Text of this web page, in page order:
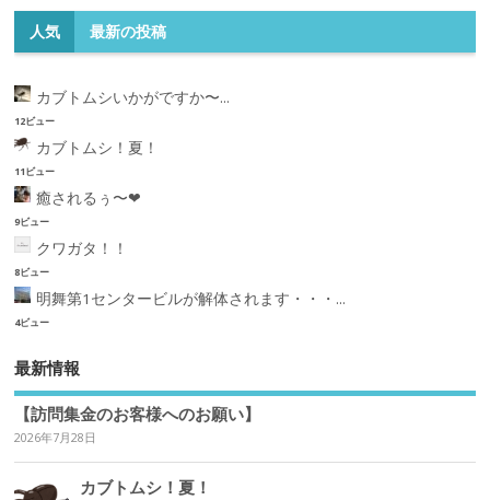
人気 最新の投稿
カブトムシいかがですか〜...
12ビュー
カブトムシ！夏！
11ビュー
癒されるぅ〜❤︎
9ビュー
クワガタ！！
8ビュー
明舞第1センタービルが解体されます・・・...
4ビュー
最新情報
【訪問集金のお客様へのお願い】
2026年7月28日
カブトムシ！夏！